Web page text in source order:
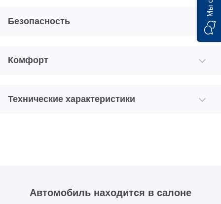
Безопасность
Комфорт
Технические характеристики
Автомобиль находится в салоне